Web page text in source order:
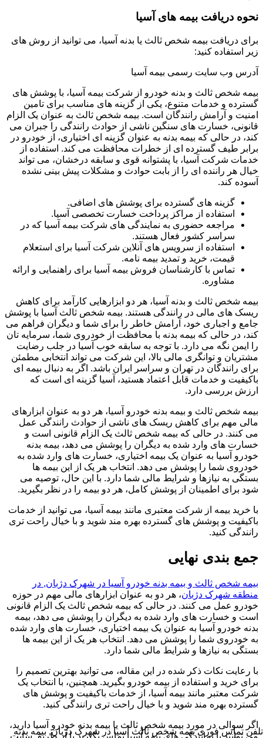
نحوه دریافت بیمه های آسیا
برای دریافت بیمه شخص ثالث یا بدنه آسیا، می توانید از روش های
زیر استفاده کنید:
آدرس وب سایت رسمی بیمه آسیا
بیمه شخص ثالث و بدنه خودرو از شرکت بیمه آسیا، با پوشش های
گسترده و خدمات متنوع، یکی از گزینه های مناسب برای تامین
امنیت و آرامش رانندگان است. بیمه شخص ثالث به عنوان یک الزام
قانونی، خسارت های سنگین ناشی از حوادث رانندگی را جبران می
کند، در حالی که بیمه بدنه به عنوان گزینه ای اختیاری، از خودرو در
برابر طیف گسترده ای از خطرات محافظت می کند. استفاده از
خدمات شرکت آسیا، با پشتوانه قوی و سابقه درخشان، می تواند
خیال هر راننده ای را از بابت حوادث و مشکلات پیش بینی نشده
آسوده کند.
گزینه های گسترده برای پوشش های اضافی.
استفاده از مراکز پرداخت خسارت تخصصی آسیا.
مراجعه حضوری به نمایندگی های شرکت بیمه آسیا که در
سراسر کشور فعال هستند.
استفاده از سرویس های آنلاین شرکت آسیا برای استعلام
قیمت، خرید و تمدید بیمه نامه.
تماس با کارشناسان فروش بیمه آسیا برای راهنمایی و ارائه
مشاوره.
بیمه شخص ثالث و بدنه آسیا، هر دو ابزارهایی کارآمد برای کاهش
ریسک های مالی در رانندگی هستند. بیمه شخص ثالث آسیا با پوشش
جامع و اجباری خود، آرامش خاطر را برای شما و دیگران فراهم می
کند، در حالی که بیمه بدنه با محافظت از خودروی شما، سرمایه تان
را ایمن نگه می دارد. با توجه به سابقه خوب آسیا در جلب رضایت
مشتریان و توانگری مالی بالا، این شرکت می تواند انتخابی مطمئن
برای رانندگان در تهران و سراسر ایران باشد. اگر به دنبال بیمه ای
باکیفیت و خدمات قابل اعتماد هستید، آسیا گزینه ای است که
ارزش بررسی دارد.
بیمه شخص ثالث و بیمه بدنه خودرو آسیا، هر دو به عنوان ابزارهای
مالی مهم برای کاهش ریسک های ناشی از حوادث رانندگی عمل
می کنند. در حالی که بیمه شخص ثالث یک الزام قانونی است و
خسارت های وارد شده به دیگران را پوشش می دهد، بیمه بدنه
خودرو آسیا به عنوان یک بیمه اختیاری، خسارت های وارد شده به
خودروی شما را پوشش می دهد. انتخاب هر یک از این بیمه ها
بستگی به نیازها و شرایط مالی شما دارد. با این حال، توصیه می
شود برای اطمینان از پوشش کامل، هر دو بیمه را در نظر بگیرید.
با خرید بیمه از شرکت معتبری مانند بیمه آسیا، می توانید از خدمات
باکیفیت و پوشش های گسترده بهره مند شوید و با خیال راحت تری
رانندگی کنید.
جمع بندی نهایی
بیمه شخص ثالث و بیمه بدنه خودرو آسیا در شهرک دژبان, در
منطقه شهرک دژبان، هر دو به عنوان ابزارهای مالی مهم در حوزه
خودرو عمل می کنند. در حالی که بیمه شخص ثالث یک الزام قانونی
است و خسارت های وارد شده به دیگران را پوشش می دهد، بیمه
بدنه خودرو آسیا به عنوان یک بیمه اختیاری، خسارت های وارد شده
به خودروی شما را پوشش می دهد. انتخاب هر یک از این بیمه ها
بستگی به نیازها و شرایط مالی شما دارد.
با رعایت نکات ذکر شده در این مقاله، می توانید بهترین تصمیم را
برای خرید و استفاده از بیمه خودرو بگیرید. همچنین، با انتخاب یک
شرکت معتبر مانند بیمه آسیا، از خدمات باکیفیت و پوشش های
گسترده بهره مند شوید و با خیال راحت تری رانندگی کنید.
اگر سوالی در مورد بیمه شخص ثالث یا بیمه بدنه خودرو آسیا دارید،
می توانید با نمایندگی های بیمه آسیا تماس بگیرید یا از طریق سایت
تلفن تماس فوریبیمه شخص ثالث آسیا در شهرک دژبان, بیمه بدنه